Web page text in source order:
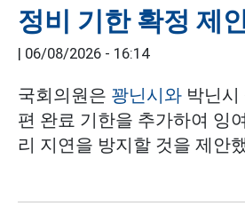
정비 기한 확정 제
| 06/08/2026 - 16:14
국회의원은 꽝닌시와 박닌시
편 완료 기한을 추가하여 잉
리 지연을 방지할 것을 제안